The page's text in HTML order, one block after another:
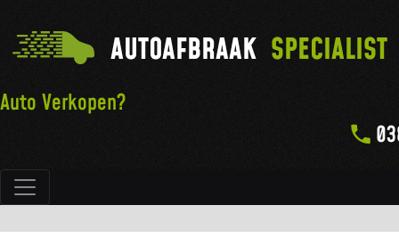
Hoofdnavigatie
AUTOAFBRAAK SPECIALIST
Auto Verkopen?